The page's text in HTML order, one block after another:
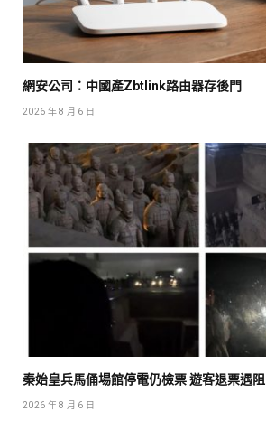
網安公司：中國產Zbtlink路由器存後門
2026 年 8 月 6 日
秦始皇兵馬俑場館停電仍檢票 遊客退票遇阻
2026 年 8 月 6 日